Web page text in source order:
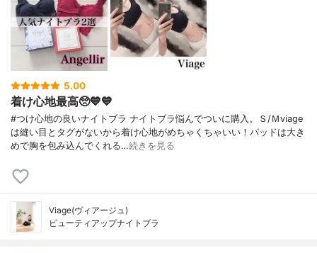
5.00
着け心地最高🥺💙💙
#つけ心地の良いナイトブラ ナイトブラ悩んでついに購入。Ｓ/Ｍviage
は縫い目とタグがないから着け心地がめちゃくちゃいい！パッドは大き
めで胸を包み込んでくれる…続きを見る
Viage(ヴィアージュ)
ビューティアップナイトブラ